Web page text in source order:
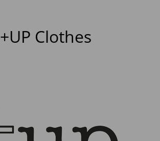
+UP Clothes